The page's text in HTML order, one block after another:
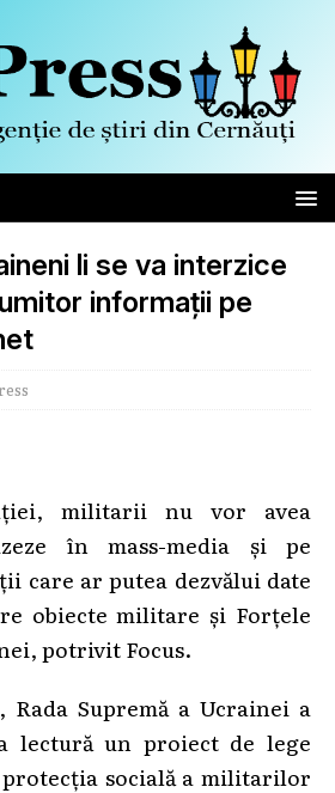
li se va interzice
informații pe
militarii nu vor avea
în mass-media și pe
care ar putea dezvălui date
obiecte militare și Forțele
potrivit Focus.
Rada Supremă a Ucrainei a
lectură un proiect de lege
socială a militarilor